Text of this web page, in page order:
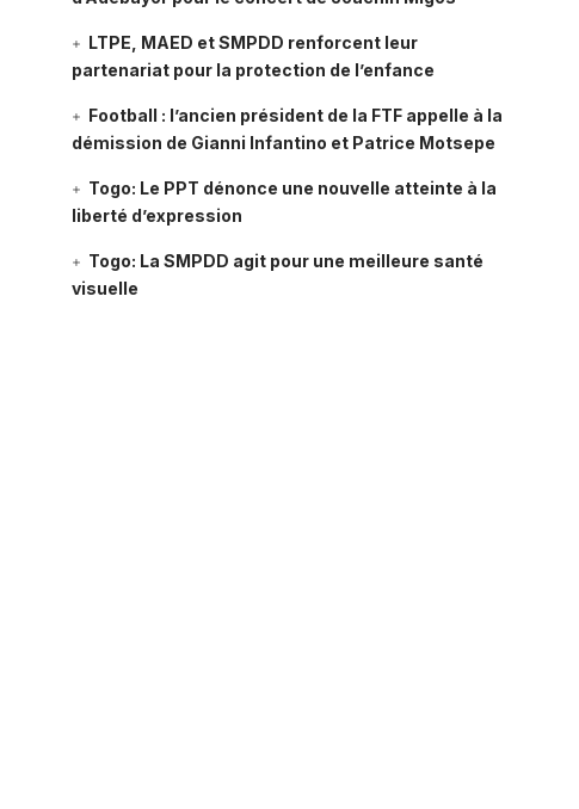
LTPE, MAED et SMPDD renforcent leur
partenariat pour la protection de l’enfance
Football : l’ancien président de la FTF appelle à la
démission de Gianni Infantino et Patrice Motsepe
Togo: Le PPT dénonce une nouvelle atteinte à la
liberté d’expression
Togo: La SMPDD agit pour une meilleure santé
visuelle